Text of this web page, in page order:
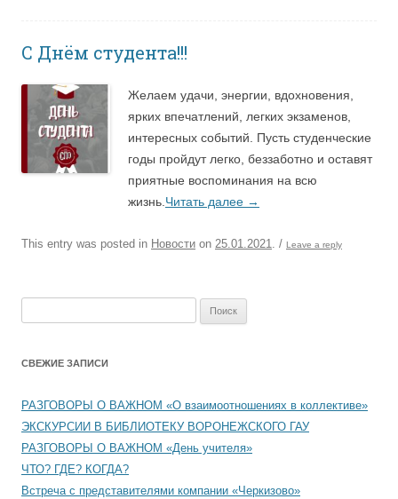
С Днём студента!!!
Желаем удачи, энергии, вдохновения,
ярких впечатлений, легких экзаменов,
интересных событий. Пусть студенческие
годы пройдут легко, беззаботно и оставят
приятные воспоминания на всю
жизнь. Читать далее →
This entry was posted in Новости on 25.01.2021 / Leave a reply
СВЕЖИЕ ЗАПИСИ
РАЗГОВОРЫ О ВАЖНОМ «О взаимоотношениях в коллективе»
ЭКСКУРСИИ В БИБЛИОТЕКУ ВОРОНЕЖСКОГО ГАУ
РАЗГОВОРЫ О ВАЖНОМ «День учителя»
ЧТО? ГДЕ? КОГДА?
Встреча с представителями компании «Черкизово»